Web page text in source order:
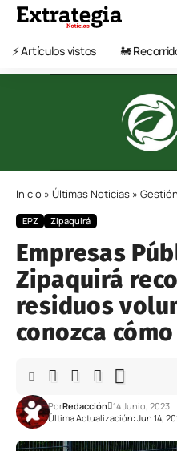
⚡️ Artículos vistos 🚂
Inicio » Últimas Noticias »
EPZ Zipaquirá
Empresas
Zipaquirá
residuos
conozca cómo
Última Actualización: Jun 14,
PorRedacción 14 Junio, 2023